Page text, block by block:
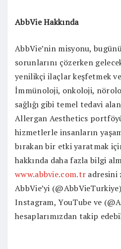
AbbVie Hakkında
AbbVie’nin misyonu,
sorunlarını çözerken
yenilikçi ilaçlar keşfetmek
İmmünoloji, onkoloji,
sağlığı gibi temel tedavi
Allergan Aesthetics
hizmetlerle insanların
bırakan bir etki yaratmak
hakkında daha fazla bilgi
www.abbvie.com.tr adresini
AbbVie’yi
Instagram, YouTube ve
hesaplarımızdan takip